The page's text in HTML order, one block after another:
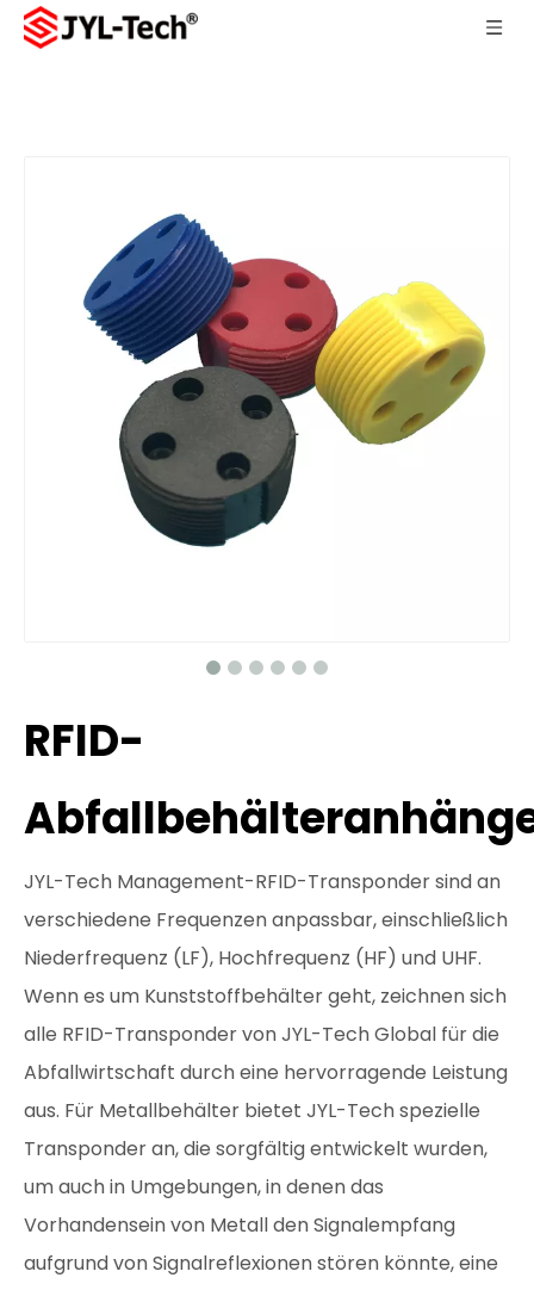
RFID-
JYL-Tech Management-RFID-Transponder sind an
verschiedene Frequenzen anpassbar, einschließlich
Niederfrequenz (LF), Hochfrequenz (HF) und UHF.
Wenn es um Kunststoffbehälter geht, zeichnen sich
alle RFID-Transponder von JYL-Tech Global für die
Abfallwirtschaft durch eine hervorragende Leistung
aus. Für Metallbehälter bietet JYL-Tech spezielle
Transponder an, die sorgfältig entwickelt wurden,
um auch in Umgebungen, in denen das
Vorhandensein von Metall den Signalempfang
aufgrund von Signalreflexionen stören könnte, eine